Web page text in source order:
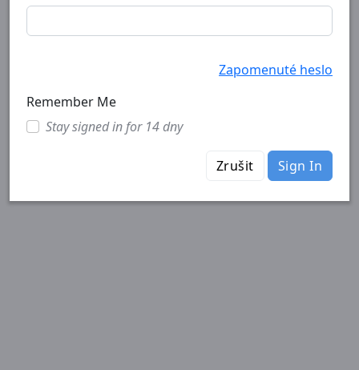
Zapomenuté heslo
Remember Me
Stay signed in for 14 dny
Zrušit Sign In